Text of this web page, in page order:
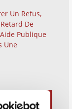
Un Refus,
De
Publique
Une